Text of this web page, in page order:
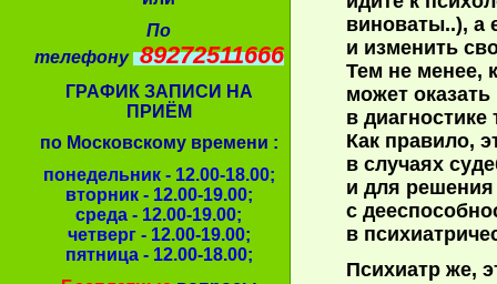
По
телефону 89272511666
ГРАФИК ЗАПИСИ НА
ПРИЁМ
по Московскому времени :
понедельник - 12.00-18.00;
вторник - 12.00-19.00;
среда - 12.00-19.00;
четверг - 12.00-19.00;
пятница - 12.00-18.00;
виноваты..), а
и изменить
Тем не менее,
может
в диагностике
Как правило,
в случаях
и для
с
в
Психиатрже,